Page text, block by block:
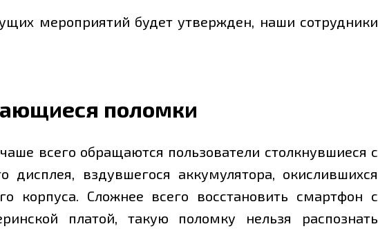
мероприятий будет утвержден, наши сотрудники
поломки
всего обращаются пользователи столкнувшиеся с
дисплея, вздувшегося аккумулятора, окислившихся
корпуса. Сложнее всего восстановить смартфон с
платой, такую поломку нельзя распознать